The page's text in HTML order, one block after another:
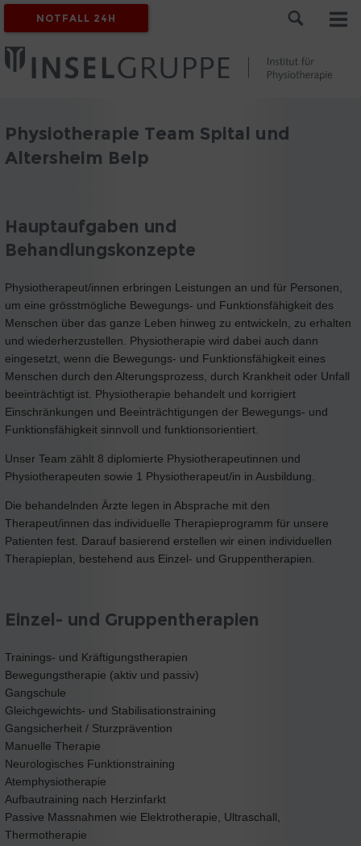
NOTFALL 24H
Physiotherapie Team Spital und
Altersheim Belp
Hauptaufgaben und
Behandlungskonzepte
Physiotherapeut/innen erbringen Leistungen an und für Personen,
um eine grösstmögliche Bewegungs- und Funktionsfähigkeit des
Menschen über das ganze Leben hinweg zu entwickeln, zu erhalten
und wiederherzustellen. Physiotherapie wird dabei auch dann
eingesetzt, wenn die Bewegungs- und Funktionsfähigkeit eines
Menschen durch den Alterungsprozess, durch Krankheit oder Unfall
beeinträchtigt ist. Physiotherapie behandelt und korrigiert
Einschränkungen und Beeinträchtigungen der Bewegungs- und
Funktionsfähigkeit sinnvoll und funktionsorientiert.
Unser Team zählt 8 diplomierte Physiotherapeutinnen und
Physiotherapeuten sowie 1 Physiotherapeut/in in Ausbildung.
Die behandelnden Ärzte legen in Absprache mit den
Therapeut/innen das individuelle Therapieprogramm für unsere
Patienten fest. Darauf basierend erstellen wir einen individuellen
Therapieplan, bestehend aus Einzel- und Gruppentherapien.
Einzel- und Gruppentherapien
Trainings- und Kräftigungstherapien
Bewegungstherapie (aktiv und passiv)
Gangschule
Gleichgewichts- und Stabilisationstraining
Gangsicherheit / Sturzprävention
Manuelle Therapie
Neurologisches Funktionstraining
Atemphysiotherapie
Aufbautraining nach Herzinfarkt
Passive Massnahmen wie Elektrotherapie, Ultraschall,
Thermotherapie